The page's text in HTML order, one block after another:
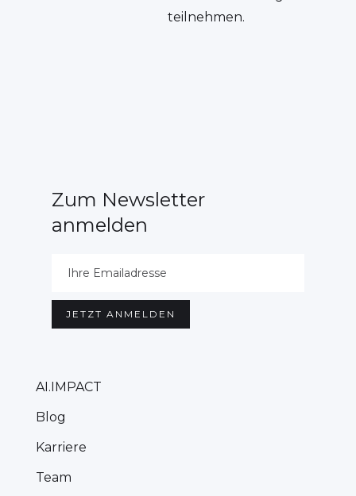
teilnehmen.
Zum Newsletter
anmelden
AI.IMPACT
Blog
Karriere
Team